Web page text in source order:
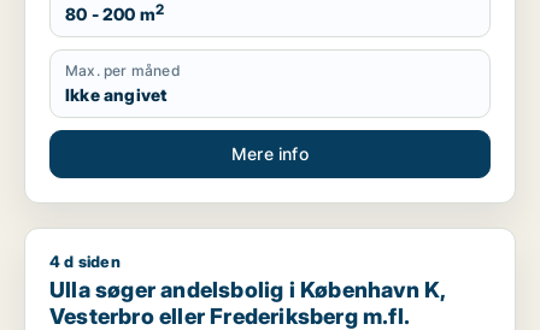
80 - 200 m2
Max. per måned
Ikke angivet
Mere info
Ulla søger andelsbolig i København K, Vesterbro eller
4 d siden
Ulla søger andelsbolig i København K,
Vesterbro eller Frederiksberg m.fl.